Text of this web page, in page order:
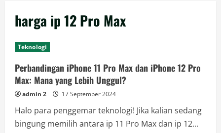
harga ip 12 Pro Max
Teknologi
Perbandingan iPhone 11 Pro Max dan iPhone 12 Pro
Max: Mana yang Lebih Unggul?
admin 2 17 September 2024
Halo para penggemar teknologi! Jika kalian sedang
bingung memilih antara ip 11 Pro Max dan ip 12...